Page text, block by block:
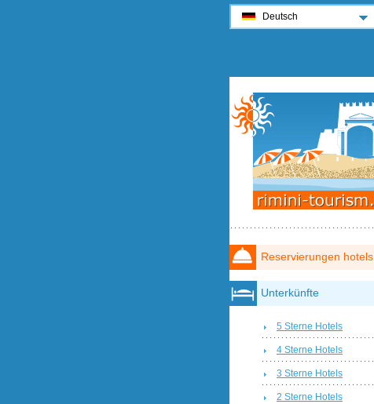
Reservierungen hotels
Unterkünfte
5 Sterne Hotels
4 Sterne Hotels
3 Sterne Hotels
2 Sterne Hotels
Deutsch